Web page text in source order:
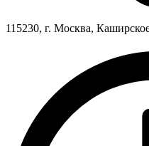
115230, г. Москва,